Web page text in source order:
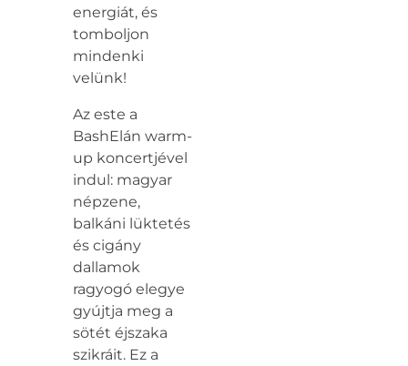
energiát, és
tomboljon
mindenki
velünk!
Az este a
BashElán warm-
up koncertjével
indul: magyar
népzene,
balkáni lüktetés
és cigány
dallamok
ragyogó elegye
gyújtja meg a
sötét éjszaka
szikráit. Ez a